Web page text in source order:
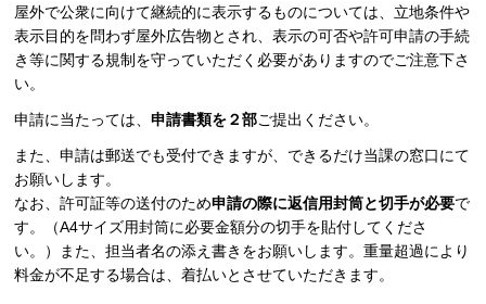
屋外で公衆に向けて継続的に表示するものについては、立地条件や
表示目的を問わず屋外広告物とされ、表示の可否や許可申請の手続
き等に関する規制を守っていただく必要がありますのでご注意下さ
い。
申請に当たっては、申請書類を２部ご提出ください。
また、申請は郵送でも受付できますが、できるだけ当課の窓口にて
お願いします。
なお、許可証等の送付のため申請の際に返信用封筒と切手が必要で
す。（A4サイズ用封筒に必要金額分の切手を貼付してくださ
い。）また、担当者名の添え書きをお願いします。重量超過により
料金が不足する場合は、着払いとさせていただきます。